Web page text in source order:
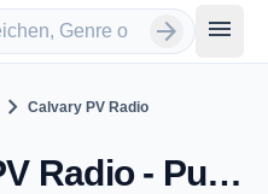
arrow_forward menu
chevron_right Calvary PV Radio
Calvary PV Radio - Puerto Vallarta, JA